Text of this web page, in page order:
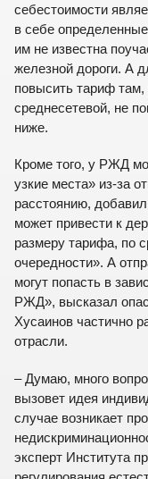
себестоимости
в себе определенные
им не известна
железной дороги. А
повысить тариф
среднесетевой, не
ниже.
Кроме того, у РЖД
узкие места» из-за
расстоянию,
может привести к
размеру тарифа, по
очередности». А
могут попасть в
РЖД», высказал
Хусаинов частично
отрасли.
– Думаю, много
вызовет идея
случае возникает
эксперт Института